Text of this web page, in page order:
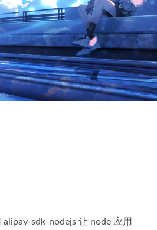
alipay-sdk-nodejs 让 node 应用